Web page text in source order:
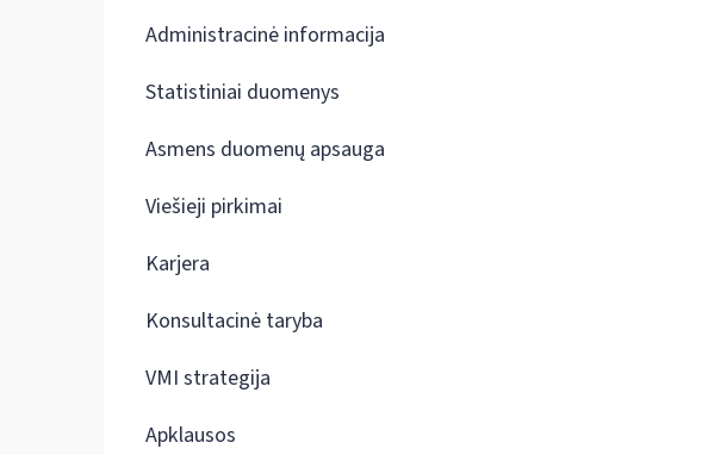
Administracinė informacija
Statistiniai duomenys
Asmens duomenų apsauga
Viešieji pirkimai
Karjera
Konsultacinė taryba
VMI strategija
Apklausos